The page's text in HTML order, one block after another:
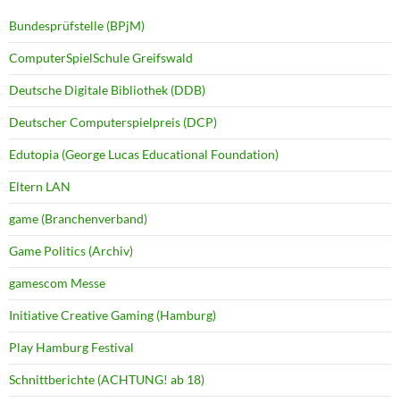
Bundesprüfstelle (BPjM)
ComputerSpielSchule Greifswald
Deutsche Digitale Bibliothek (DDB)
Deutscher Computerspielpreis (DCP)
Edutopia (George Lucas Educational Foundation)
Eltern LAN
game (Branchenverband)
Game Politics (Archiv)
gamescom Messe
Initiative Creative Gaming (Hamburg)
Play Hamburg Festival
Schnittberichte (ACHTUNG! ab 18)